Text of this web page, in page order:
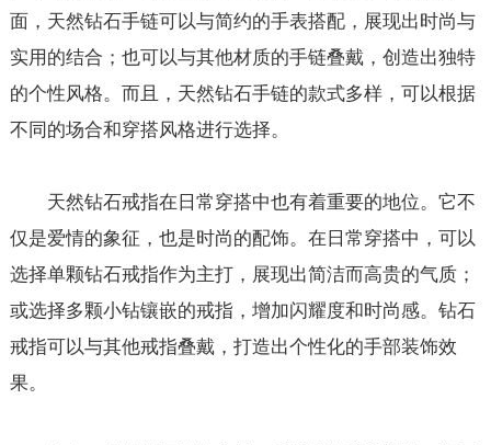
面，天然钻石手链可以与简约的手表搭配，展现出时尚与
实用的结合；也可以与其他材质的手链叠戴，创造出独特
的个性风格。而且，天然钻石手链的款式多样，可以根据
不同的场合和穿搭风格进行选择。
天然钻石戒指在日常穿搭中也有着重要的地位。它不
仅是爱情的象征，也是时尚的配饰。在日常穿搭中，可以
选择单颗钻石戒指作为主打，展现出简洁而高贵的气质；
或选择多颗小钻镶嵌的戒指，增加闪耀度和时尚感。钻石
戒指可以与其他戒指叠戴，打造出个性化的手部装饰效
果。